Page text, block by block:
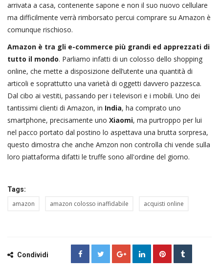
arrivata a casa, contenente sapone e non il suo nuovo cellulare
ma difficilmente verrà rimborsato percui comprare su Amazon è
comunque rischioso.
Amazon è tra gli e-commerce più grandi ed apprezzati di
tutto il mondo. Parliamo infatti di un colosso dello shopping
online, che mette a disposizione dell’utente una quantità di
articoli e soprattutto una varietà di oggetti davvero pazzesca.
Dal cibo ai vestiti, passando per i televisori e i mobili. Uno dei
tantissimi clienti di Amazon, in India, ha comprato uno
smartphone, precisamente uno Xiaomi, ma purtroppo per lui
nel pacco portato dal postino lo aspettava una brutta sorpresa,
questo dimostra che anche Amzon non controlla chi vende sulla
loro piattaforma difatti le truffe sono all'ordine del giorno.
Tags:
amazon amazon colosso inaffidabile acquisti online
Condividi